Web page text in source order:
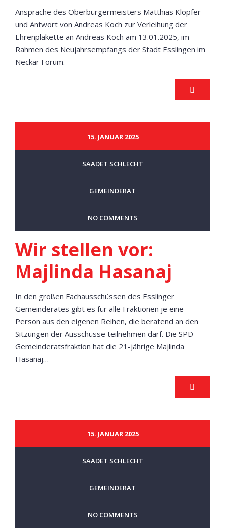
Ansprache des Oberbürgermeisters Matthias Klopfer
und Antwort von Andreas Koch zur Verleihung der
Ehrenplakette an Andreas Koch am 13.01.2025, im
Rahmen des Neujahrsempfangs der Stadt Esslingen im
Neckar Forum.
15. JANUAR 2025
SAADET SCHLECHT
GEMEINDERAT
NO COMMENTS
Wir stellen vor:
Majlinda Hasanaj
In den großen Fachausschüssen des Esslinger
Gemeinderates gibt es für alle Fraktionen je eine
Person aus den eigenen Reihen, die beratend an den
Sitzungen der Ausschüsse teilnehmen darf. Die SPD-
Gemeinderatsfraktion hat die 21-jährige Majlinda
Hasanaj…
15. JANUAR 2025
SAADET SCHLECHT
GEMEINDERAT
NO COMMENTS